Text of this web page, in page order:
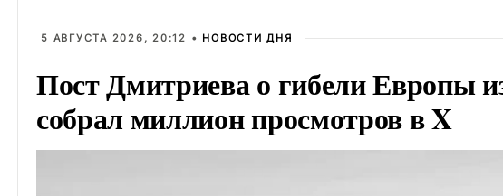
5 АВГУСТА 2026, 20:12 • НОВОСТИ ДНЯ
Пост Дмитриева о гибели Европы
собрал миллион просмотров в X